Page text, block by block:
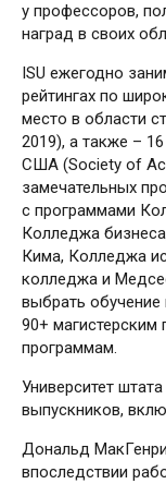
у профессоров,
наград в своих
ISU ежегодно
рейтингах по
место в области
2019), а также –
США (Society of
замечательных
с программами
Колледжа
Кима, Колледжа
колледжа и
выбрать обучение
90+
программам.
Университет
выпускников,
Дональд
впоследствии